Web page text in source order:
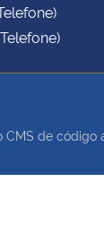
CMS de código